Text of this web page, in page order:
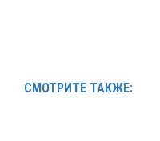
СМОТРИТЕ ТАКЖЕ: